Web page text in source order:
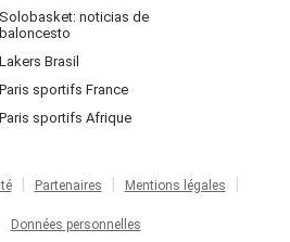
Solobasket: noticias de
baloncesto
Lakers Brasil
Paris sportifs France
Paris sportifs Afrique
Partenaires Mentions légales
Données personnelles